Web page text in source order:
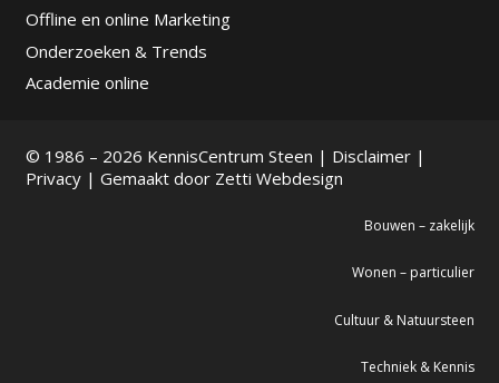
Offline en online Marketing
Onderzoeken & Trends
Academie online
© 1986 – 2026 KennisCentrum Steen | Disclaimer|
Privacy| Gemaakt door Zetti Webdesign
Bouwen – zakelijk
Wonen – particulier
Cultuur & Natuursteen
Techniek & Kennis